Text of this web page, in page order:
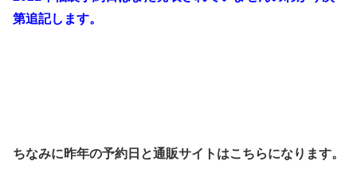
第追記します。
ちなみに昨年の予約日と通販サイトはこちらになります。